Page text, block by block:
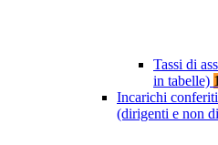
Tassi di
in tabelle)
Incarichi
(dirigenti e non